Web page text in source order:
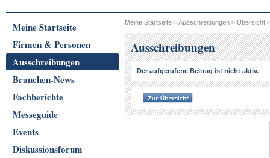
Meine Startseite
Firmen & Personen
Ausschreibungen
Branchen-News
Fachberichte
Messeguide
Events
Diskussionsforum
Meine Startseite >Ausschreibungen > Übersicht
Ausschreibungen
Der aufgerufene Beitrag ist nicht aktiv.